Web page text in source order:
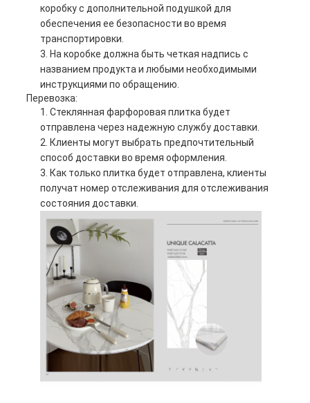
коробку с дополнительной подушкой для
обеспечения ее безопасности во время
транспортировки.
На коробке должна быть четкая надпись с
названием продукта и любыми необходимыми
инструкциями по обращению.
Перевозка:
Стеклянная фарфоровая плитка будет
отправлена через надежную службу доставки.
Клиенты могут выбрать предпочтительный
способ доставки во время оформления.
Как только плитка будет отправлена, клиенты
получат номер отслеживания для отслеживания
состояния доставки.